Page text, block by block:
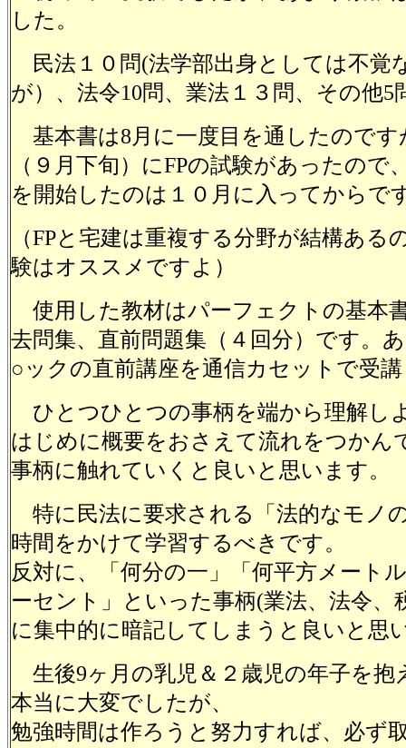
した。
民法１０問(法学部出身としては不覚
が）、法令10問、業法１３問、その他5
基本書は8月に一度目を通したのです
（９月下旬）にFPの試験があったので
を開始したのは１０月に入ってからで
（FPと宅建は重複する分野が結構ある
験はオススメですよ）
使用した教材はパーフェクトの基本
去問集、直前問題集（４回分）です。
○ックの直前講座を通信カセットで受
ひとつひとつの事柄を端から理解し
はじめに概要をおさえて流れをつかん
事柄に触れていくと良いと思います。
特に民法に要求される「法的なモノ
時間をかけて学習するべきです。
反対に、「何分の一」「何平方メート
ーセント」といった事柄(業法、法令、
に集中的に暗記してしまうと良いと思
生後9ヶ月の乳児＆２歳児の年子を抱
本当に大変でしたが、
勉強時間は作ろうと努力すれば、必ず